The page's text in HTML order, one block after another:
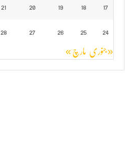
17
18
19
20
21
24
25
26
27
28
« جنوری مارچ »